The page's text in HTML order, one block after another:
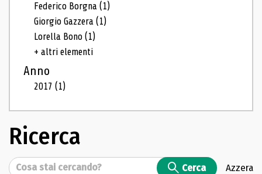
Federico Borgna(1)
Giorgio Gazzera(1)
Lorella Bono(1)
+ altri elementi
Anno
2017(1)
Ricerca
Cerca Cerca Azzera